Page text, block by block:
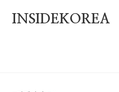
INSIDEKOREA